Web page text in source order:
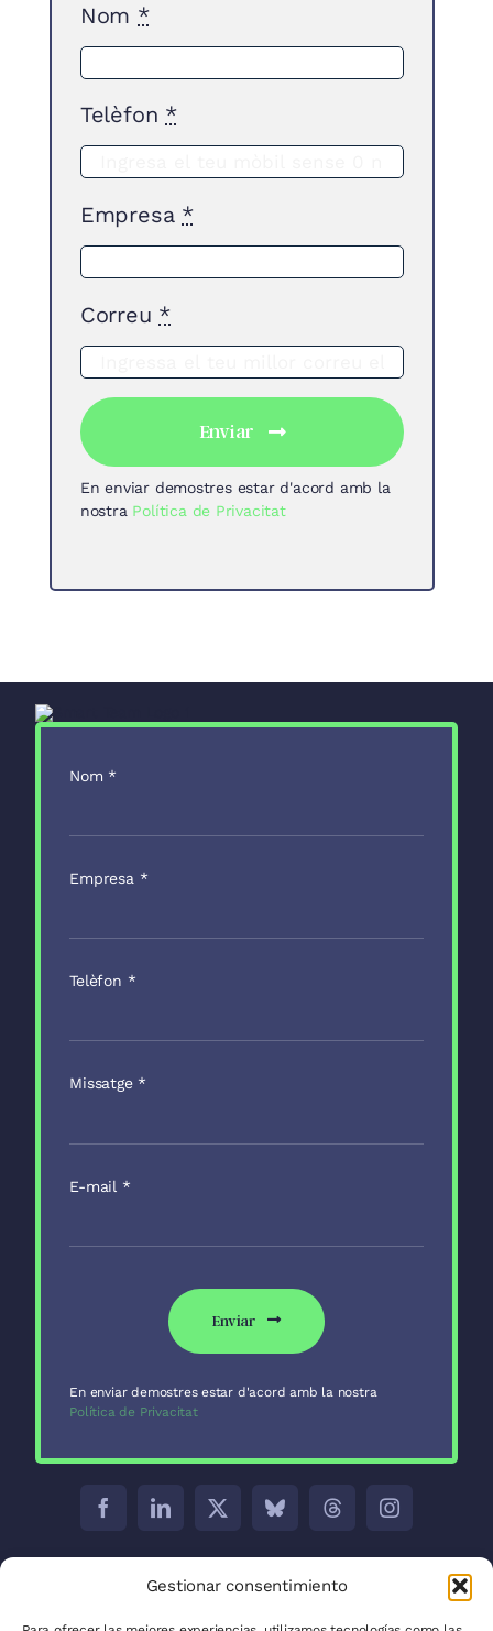
Gestionar consentimiento
Nom *
Telèfon *
Empresa *
Correu *
Enviar
En enviar demostres estar d'acord amb la
nostra Política de Privacitat
Nom *
Empresa *
Telèfon *
Missatge *
E-mail *
Enviar
En enviar demostres estar d'acord amb la nostra
Política de Privacitat
C/ Aribau 171 5-2